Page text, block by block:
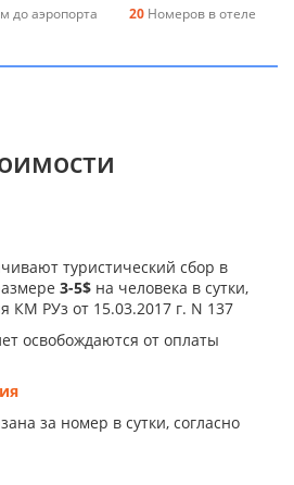
до аэропорта 20 Номеров в отеле
туристический сбор в
3-5$ на человека в сутки,
КМ РУз от 15.03.2017 г. N 137
освобождаются от оплаты
за номер в сутки, согласно